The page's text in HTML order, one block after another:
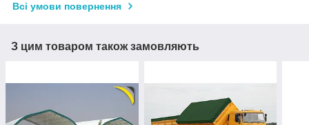
Всі умови повернення
З цим товаром також замовляють